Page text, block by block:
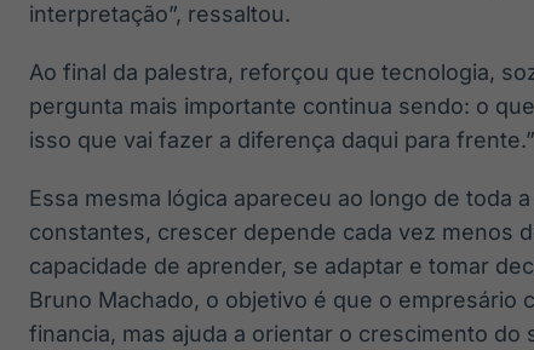
interpretação”, ressaltou.
Ao final da palestra, reforçou que tecnologia,
pergunta mais importante continua sendo: o
isso que vai fazer a diferença daqui para frente.”
Essa mesma lógica apareceu ao longo de toda
constantes, crescer depende cada vez menos
capacidade de aprender, se adaptar e tomar
Bruno Machado, o objetivo é que o empresário
financia, mas ajuda a orientar o crescimento do